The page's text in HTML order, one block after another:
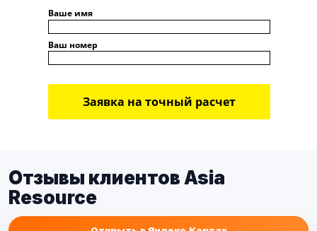
Ваше имя
Ваш номер
Заявка на точный расчет
Отзывы клиентов Asia
Resource